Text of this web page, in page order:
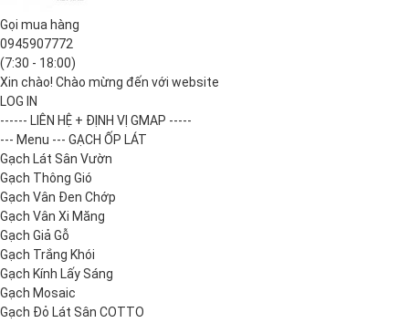
Gọi mua hàng
0945907772
(7:30 - 18:00)
Xin chào! Chào mừng đến với website
LOG IN
------ LIÊN HỆ + ĐỊNH VỊ GMAP -----
--- Menu --- GẠCH ỐP LÁT
Gạch Lát Sân Vườn
Gạch Thông Gió
Gạch Vân Đen Chớp
Gạch Vân Xi Măng
Gạch Giả Gỗ
Gạch Trắng Khói
Gạch Kính Lấy Sáng
Gạch Mosaic
Gạch Đỏ Lát Sân COTTO